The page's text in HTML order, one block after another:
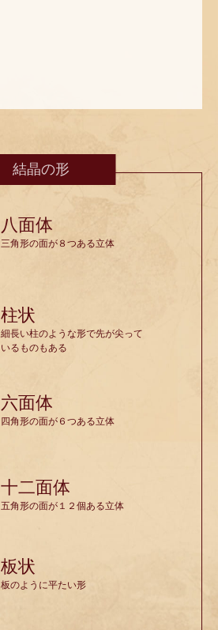
結晶の形
八面体
三角形の面が８つある立体
柱状
細長い柱のような形で先が尖って
いるものもある
六面体
四角形の面が６つある立体
十二面体
五角形の面が１２個ある立体
板状
板のように平たい形